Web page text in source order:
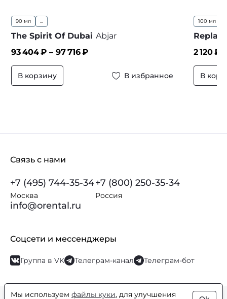
90 мл
The Spirit Of Dubai Abjar
93 404₽ – 97 716₽
В корзину В избранное
100 мл
Replay
2 120₽
В
Связь с нами
+7 (495) 744-35-34
Москва
+7 (800) 250-35-34
Россия
info@orental.ru
Соцсети и мессенджеры
Группа в VK Телеграм-канал Телеграм-бот
Мы используем файлы куки, для улучшения